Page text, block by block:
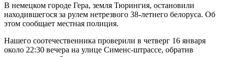
В немецком городе Гера, земля Тюрингия, остановили
находившегося за рулем нетрезвого 38-летнего белоруса. Об
этом сообщает местная полиция.
Нашего соотечественника проверили в четверг 16 января
около 22:30 вечера на улице Сименс-штрассе, обратив